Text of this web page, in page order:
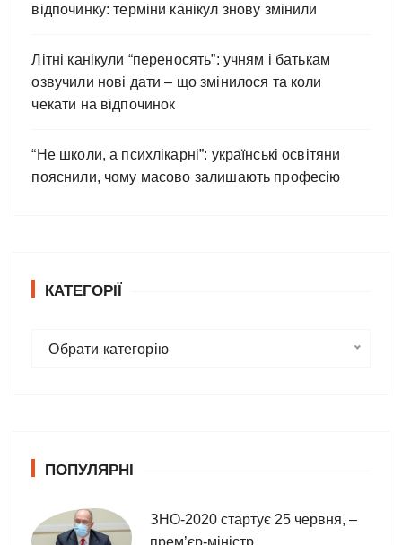
відпочинку: терміни канікул знову змінили
Літні канікули “переносять”: учням і батькам
озвучили нові дати – що змінилося та коли
чекати на відпочинок
“Не школи, а психлікарні”: українські освітяни
пояснили, чому масово залишають професію
КАТЕГОРІЇ
р
Обрати категорію
ПОПУЛЯРНІ
ЗНО-2020 стартує 25 червня, –
прем’єр-міністр